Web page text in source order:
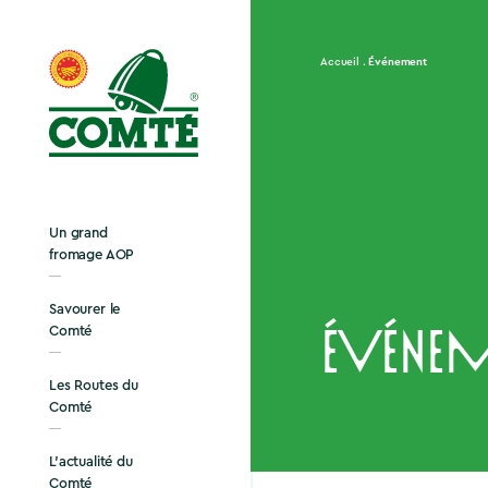
Un grand
fromage AOP
Savourer le
Comté
Les Routes du
Comté
L’actualité du
Comté
Accueil Événement